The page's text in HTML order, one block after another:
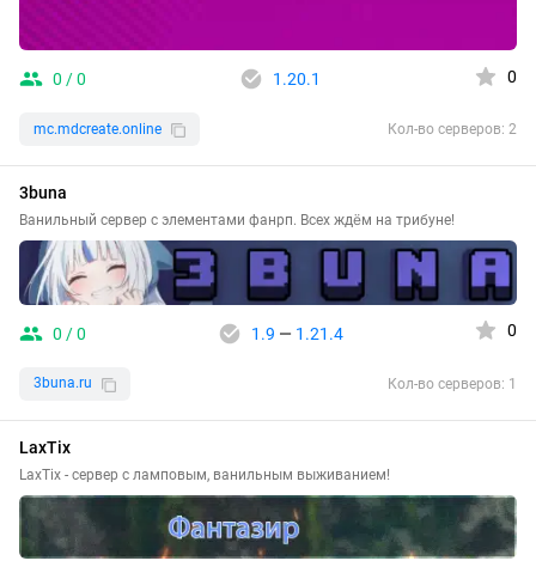
0 / 0 1.20.1 0
mc.mdcreate.online Кол-во серверов: 2
3buna
Ванильный сервер с элементами фанрп. Всех ждём на трибуне!
0 / 0 1.9 — 1.21.4 0
3buna.ru Кол-во серверов: 1
LaxTix
LaxTix - сервер с ламповым, ванильным выживанием!